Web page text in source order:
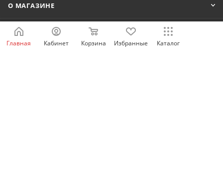
О МАГАЗИНЕ
ПОДДЕРЖКА
Главная Кабинет Корзина Избранные Каталог